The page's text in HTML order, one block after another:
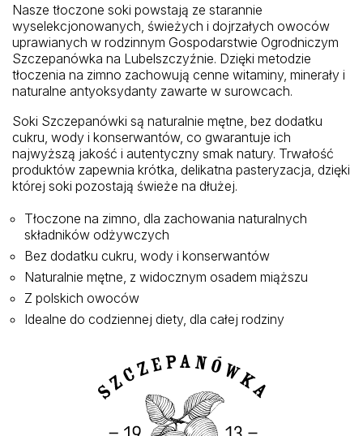
Nasze tłoczone soki powstają ze starannie
wyselekcjonowanych, świeżych i dojrzałych owoców
uprawianych w rodzinnym Gospodarstwie Ogrodniczym
Szczepanówka na Lubelszczyźnie. Dzięki metodzie
tłoczenia na zimno zachowują cenne witaminy, minerały i
naturalne antyoksydanty zawarte w surowcach.
Soki Szczepanówki są naturalnie mętne, bez dodatku
cukru, wody i konserwantów, co gwarantuje ich
najwyższą jakość i autentyczny smak natury. Trwałość
produktów zapewnia krótka, delikatna pasteryzacja, dzięki
której soki pozostają świeże na dłużej.
Tłoczone na zimno, dla zachowania naturalnych
składników odżywczych
Bez dodatku cukru, wody i konserwantów
Naturalnie mętne, z widocznym osadem miąższu
Z polskich owoców
Idealne do codziennej diety, dla całej rodziny